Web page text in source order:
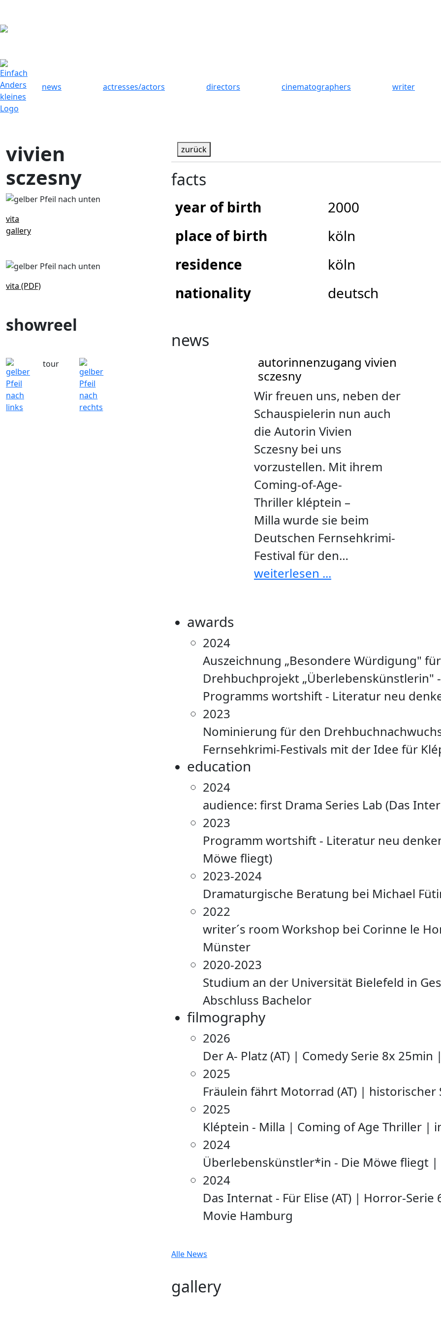
news actresses/actors directors cinematographers writer
vivien
sczesny
vita
gallery
vita (PDF)
showreel
tour
zurück
facts
year of birth
2000
place of birth
köln
residence
köln
nationality
deutsch
news
autorinnenzugang vivien
sczesny
Wir freuen uns, neben der
Schauspielerin nun auch
die Autorin Vivien
Sczesny bei uns
vorzustellen. Mit ihrem
Coming-of-Age-
Thriller kléptein –
Milla wurde sie beim
Deutschen Fernsehkrimi-
Festival für den…
weiterlesen ...
awards
2024
Auszeichnung „Besondere Würdigung"
Drehbuchprojekt „Überlebenskünstlerin"
Programms wortshift - Literatur neu
2023
Nominierung für den
Fernsehkrimi-Festivals mit der Idee für
education
2024
audience: first Drama Series Lab (Das
2023
Programm wortshift - Literatur neu
Möwe fliegt)
2023-2024
Dramaturgische Beratung bei Michael
2022
writer´s room Workshop bei Corinne le
Münster
2020-2023
Studium an der Universität Bielefeld in
Abschluss Bachelor
filmography
2026
Der A- Platz (AT) | Comedy Serie 8x 25min |
2025
Fräulein fährt Motorrad (AT) | historischer
2025
Kléptein - Milla | Coming of Age Thriller |
2024
Überlebenskünstler*in - Die Möwe fliegt |
2024
Das Internat - Für Elise (AT) | Horror-Serie
Movie Hamburg
Alle News
gallery